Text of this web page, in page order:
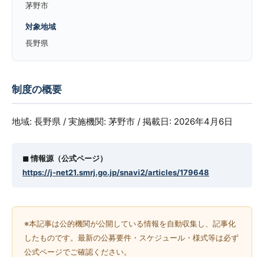
茅野市
対象地域
長野県
制度の概要
地域: 長野県 / 実施機関: 茅野市 / 掲載日: 2026年4月6日
◼︎ 情報源（公式ページ）
https://j-net21.smrj.go.jp/snavi2/articles/179648
※本記事は公的機関が公開している情報を自動収集し、記事化
したものです。最新の公募要件・スケジュール・様式等は必ず
公式ページでご確認ください。